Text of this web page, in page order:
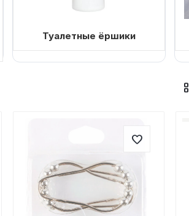
Туалетные ёршики